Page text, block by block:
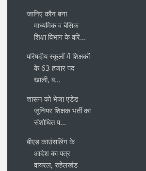
जानिए कौन बना
माध्यमिक व बेसिक
शिक्षा विभाग के वरि...
परिषदीय स्कूलों में शिक्षकों
के 63 हजार पद
खाली, ब...
शासन को भेजा एडेड
जूनियर शिक्षक भर्ती का
संशोधित प...
बीएड काउंसलिंग के
आदेश का पत्र
वायरल, रुहेलखंड